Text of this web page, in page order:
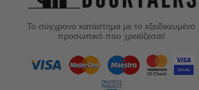
Το σύγχρονο κατάστημα με το εξειδικευμένο
προσωπικό που χρειάζεσαι!